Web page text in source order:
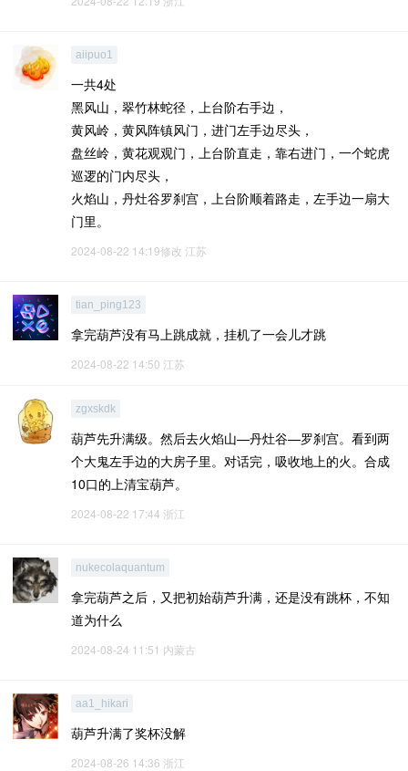
aiipuo1
一共4处
黑风山，翠竹林蛇径，上台阶右手边，
黄风岭，黄风阵镇风门，进门左手边尽头，
盘丝岭，黄花观观门，上台阶直走，靠右进门，一个蛇虎
巡逻的门内尽头，
火焰山，丹灶谷罗刹宫，上台阶顺着路走，左手边一扇大
门里。
2024-08-22 14:19修改 江苏
tian_ping123
拿完葫芦没有马上跳成就，挂机了一会儿才跳
2024-08-22 14:50 江苏
zgxskdk
葫芦先升满级。然后去火焰山—丹灶谷—罗刹宫。看到两
个大鬼左手边的大房子里。对话完，吸收地上的火。合成
10口的上清宝葫芦。
2024-08-22 17:44 浙江
nukecolaquantum
拿完葫芦之后，又把初始葫芦升满，还是没有跳杯，不知
道为什么
2024-08-24 11:51 内蒙古
aa1_hikari
葫芦升满了奖杯没解
2024-08-26 14:36 浙江